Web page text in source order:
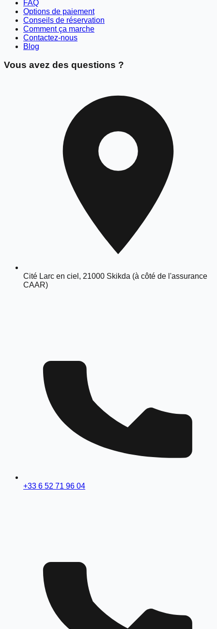
FAQ
Options de paiement
Conseils de réservation
Comment ça marche
Contactez-nous
Blog
Vous avez des questions ?
Cité Larc en ciel, 21000 Skikda (à côté de l'assurance
CAAR)
+33 6 52 71 96 04